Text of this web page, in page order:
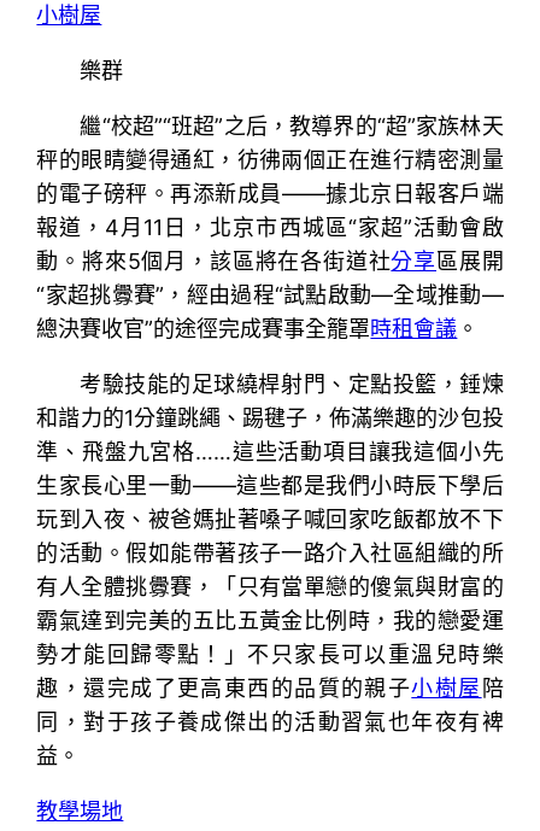
小樹屋
樂群
繼“校超”“班超”之后，教導界的“超”家族林天
秤的眼睛變得通紅，彷彿兩個正在進行精密測量
的電子磅秤。再添新成員——據北京日報客戶端
報道，4月11日，北京市西城區“家超”活動會啟
動。將來5個月，該區將在各街道社分享區展開
“家超挑釁賽”，經由過程“試點啟動—全域推動—
總決賽收官”的途徑完成賽事全籠罩時租會議 。
考驗技能的足球繞桿射門、定點投籃，錘煉
和諧力的1分鐘跳繩、踢毽子，佈滿樂趣的沙包投
準、飛盤九宮格……這些活動項目讓我這個小先
生家長心里一動——這些都是我們小時辰下學后
玩到入夜、被爸媽扯著嗓子喊回家吃飯都放不下
的活動。假如能帶著孩子一路介入社區組織的所
有人全體挑釁賽，「只有當單戀的傻氣與財富的
霸氣達到完美的五比五黃金比例時，我的戀愛運
勢才能回歸零點！」不只家長可以重溫兒時樂
趣，還完成了更高東西的品質的親子小樹屋 陪
同，對于孩子養成傑出的活動習氣也年夜有裨
益。
教學場地